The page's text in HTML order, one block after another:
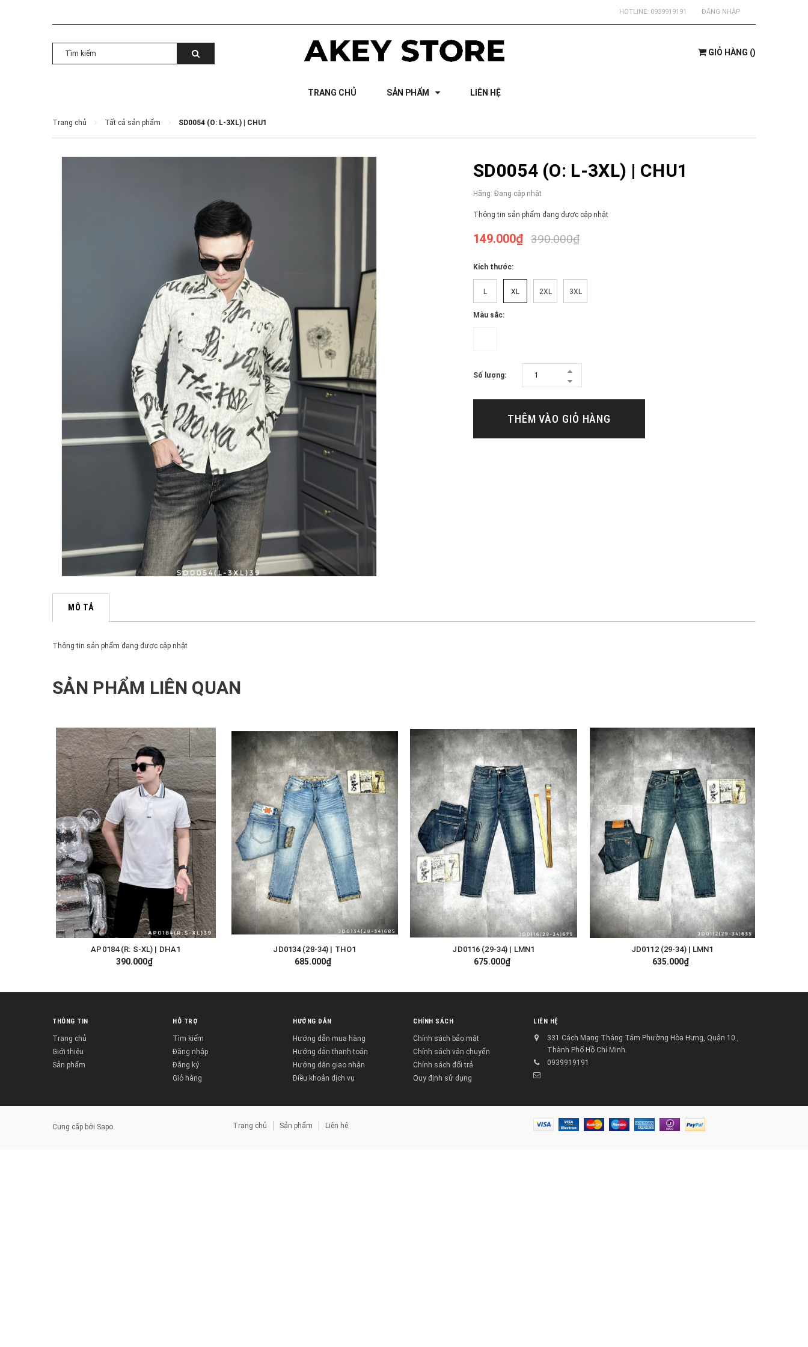
HOTLINE: 0939919191 ĐĂNG NHẬP
GIỎ HÀNG ()
TRANG CHỦ SẢN PHẨM LIÊN HỆ
Trang chủ Tất cả sản phẩm SD0054 (O: L-3XL) | CHU1
SD0054 (O: L-3XL) | CHU1
Hãng: Đang cập nhật
Thông tin sản phẩm đang được cập nhật
149.000₫ 390.000₫
Kích thước:
L XL 2XL 3XL
Màu sắc:
Số lượng:
THÊM VÀO GIỎ HÀNG
MÔ TẢ
Thông tin sản phẩm đang được cập nhật
SẢN PHẨM LIÊN QUAN
TÙY CHỌN
AP0184 (R: S-XL) | DHA1
390.000₫
TÙY CHỌN
JD0134 (28-34) | THO1
685.000₫
TÙY CHỌN
JD0116 (29-34) | LMN1
675.000₫
TÙY CHỌN
JD0112 (29-34) | LMN1
635.000₫
THÔNG TIN
Trang chủ
Giới thiệu
Sản phẩm
HỖ TRỢ
Tìm kiếm
Đăng nhập
Đăng ký
Giỏ hàng
HƯỚNG DẪN
Hướng dẫn mua hàng
Hướng dẫn thanh toán
Hướng dẫn giao nhận
Điều khoản dịch vụ
CHÍNH SÁCH
Chính sách bảo mật
Chính sách vận chuyển
Chính sách đổi trả
Quy định sử dụng
LIÊN HỆ
331 Cách Mạng Tháng Tám Phường Hòa Hưng, Quận 10 ,
Thành Phố Hồ Chí Minh.
0939919191
Cung cấp bởi Sapo Trang chủ Sản phẩm Liên hệ